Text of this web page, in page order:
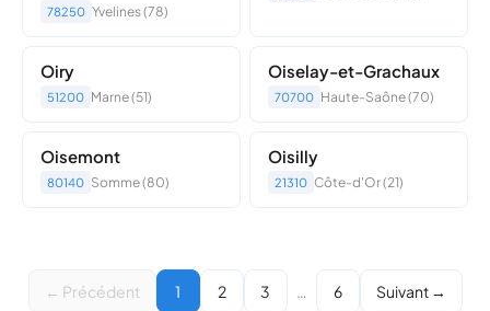
78250 Yvelines (78)
Oiry
51200 Marne (51)
Oiselay-et-Grachaux
70700 Haute-Saône (70)
Oisemont
80140 Somme (80)
Oisilly
21310 Côte-d'Or (21)
← Précédent 1 2 3 … 6 Suivant →